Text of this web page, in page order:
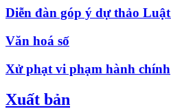
Diễn đàn góp ý dự thảo
Văn hoá số
Xử phạt vi phạm hành chính
Xuất bản